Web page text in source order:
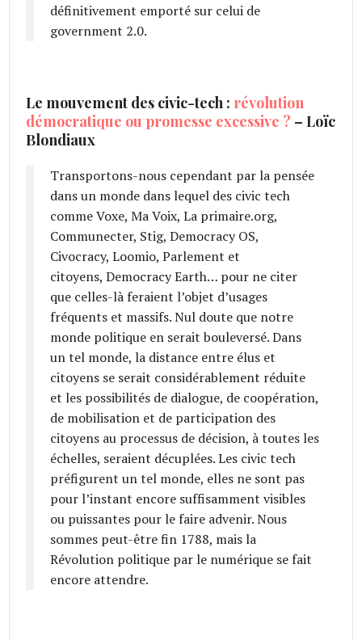
définitivement emporté sur celui de
government 2.0.
Le mouvement des civic-tech : révolution
démocratique ou promesse excessive ? – Loïc
Blondiaux
Transportons-nous cependant par la pensée
dans un monde dans lequel des civic tech
comme Voxe, Ma Voix, La primaire.org,
Communecter, Stig, Democracy OS,
Civocracy, Loomio, Parlement et
citoyens, Democracy Earth… pour ne citer
que celles-là feraient l’objet d’usages
fréquents et massifs. Nul doute que notre
monde politique en serait bouleversé. Dans
un tel monde, la distance entre élus et
citoyens se serait considérablement réduite
et les possibilités de dialogue, de coopération,
de mobilisation et de participation des
citoyens au processus de décision, à toutes les
échelles, seraient décuplées. Les civic tech
préfigurent un tel monde, elles ne sont pas
pour l’instant encore suffisamment visibles
ou puissantes pour le faire advenir. Nous
sommes peut-être fin 1788, mais la
Révolution politique par le numérique se fait
encore attendre.